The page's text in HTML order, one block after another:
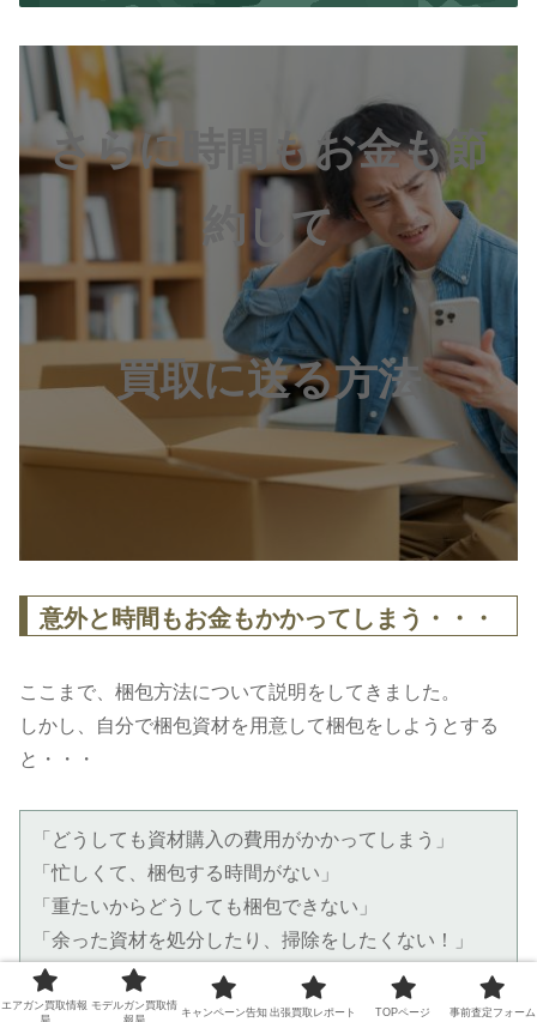
さらに時間もお金も節
約して
買取に送る方法
意外と時間もお金もかかってしまう・・・
ここまで、梱包方法について説明をしてきました。
しかし、自分で梱包資材を用意して梱包をしようとする
と・・・
「どうしても資材購入の費用がかかってしまう」
「忙しくて、梱包する時間がない」
「重たいからどうしても梱包できない」
「余った資材を処分したり、掃除をしたくない！」
「梱包資材にかかるお金が買取価格を超えるか
も・・・」
エアガン買取情報
局
モデルガン買取情
報局
キャンペーン告知 出張買取レポート TOPページ 事前査定フォーム